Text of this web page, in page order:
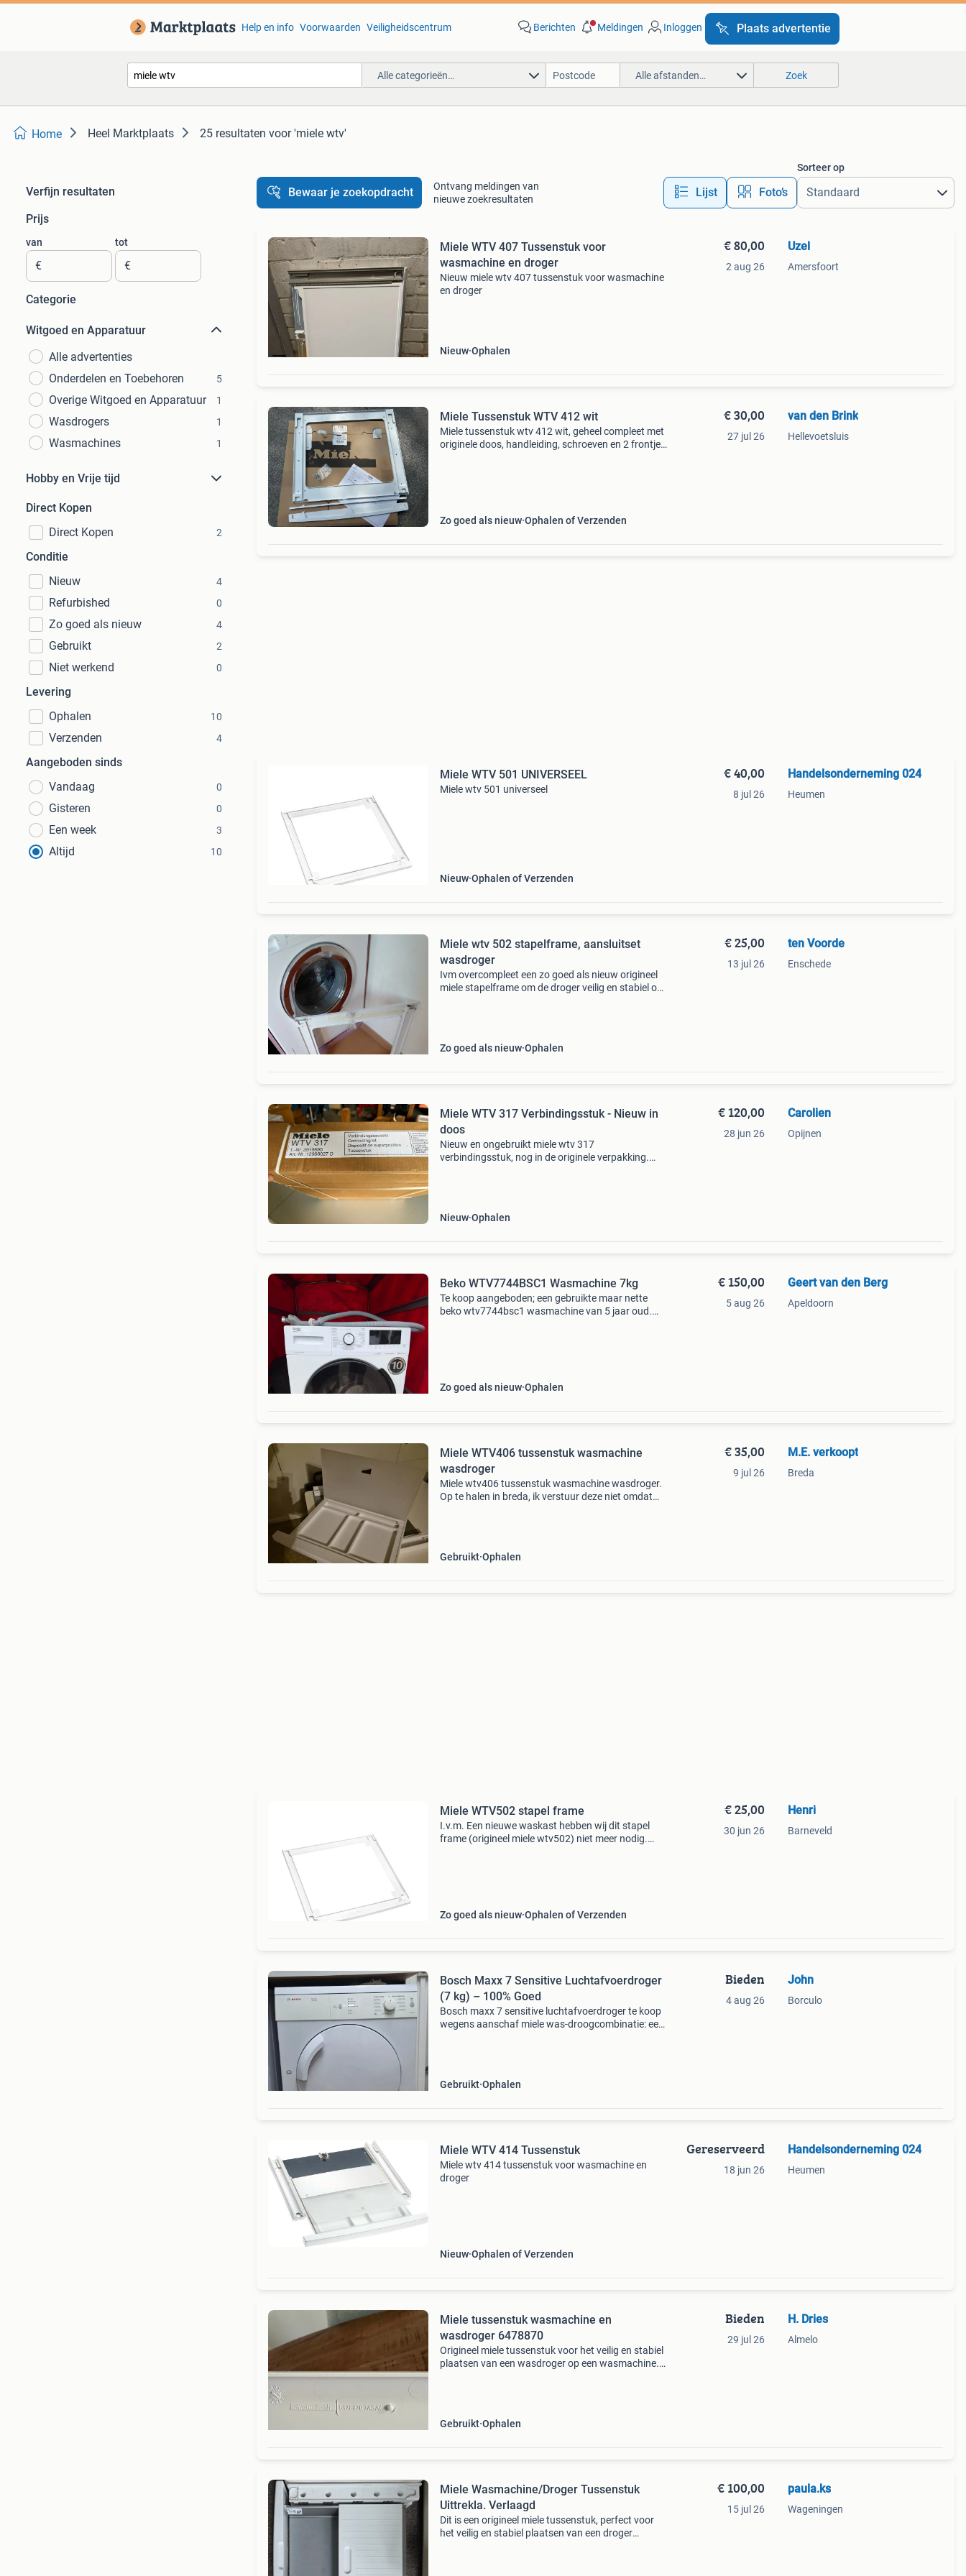
Help en info Voorwaarden Veiligheidscentrum Berichten Meldingen Inloggen Plaats advertentie
Alle categorieën… Alle afstanden… Zoek
Home Heel Marktplaats 25 resultaten voor 'miele wtv'
Verfijn resultaten
Prijs
van
€
tot
€
Categorie
Witgoed en Apparatuur
Alle advertenties
Onderdelen en Toebehoren
5
Overige Witgoed en Apparatuur 1
Wasdrogers 1
Wasmachines 1
Hobby en Vrije tijd
Direct Kopen
Direct Kopen
2
Conditie
Nieuw
4
Refurbished 0
Zo goed als nieuw 4
Gebruikt 2
Niet werkend 0
Levering
Ophalen
10
Verzenden 4
Aangeboden sinds
Vandaag
0
Gisteren 0
Een week 3
Altijd 10
Bewaar je zoekopdracht
Ontvang meldingen van
nieuwe zoekresultaten
Lijst Foto’s
Sorteer op
Miele WTV 407 Tussenstuk voor
wasmachine en droger
Nieuw miele wtv 407 tussenstuk voor wasmachine
en droger
Nieuw Ophalen
€ 80,00
2 aug 26
Uzel
Amersfoort
Miele Tussenstuk WTV 412 wit
Miele tussenstuk wtv 412 wit, geheel compleet met
originele doos, handleiding, schroeven en 2 frontjes
Zo goed als nieuw Ophalen of Verzenden
€ 30,00
27 jul 26
van den Brink
Hellevoetsluis
Miele WTV 501 UNIVERSEEL
Miele wtv 501 universeel
Nieuw Ophalen of Verzenden
€ 40,00
8 jul 26
Handelsonderneming 024
Heumen
Miele wtv 502 stapelframe, aansluitset
wasdroger
Ivm overcompleet een zo goed als nieuw origineel
miele stapelframe om de droger veilig en stabiel op
Zo goed als nieuw Ophalen
€ 25,00
13 jul 26
ten Voorde
Enschede
Miele WTV 317 Verbindingsstuk - Nieuw in
doos
Nieuw en ongebruikt miele wtv 317
verbindingsstuk, nog in de originele verpakking.
Nieuw Ophalen
€ 120,00
28 jun 26
Carolien
Opijnen
Beko WTV7744BSC1 Wasmachine 7kg
Te koop aangeboden; een gebruikte maar nette
beko wtv7744bsc1 wasmachine van 5 jaar oud.
Zo goed als nieuw Ophalen
€ 150,00
5 aug 26
Geert van den Berg
Apeldoorn
Miele WTV406 tussenstuk wasmachine
wasdroger
Miele wtv406 tussenstuk wasmachine wasdroger.
Op te halen in breda, ik verstuur deze niet omdat
Gebruikt Ophalen
€ 35,00
9 jul 26
M.E. verkoopt
Breda
Miele WTV502 stapel frame
I.v.m. Een nieuwe waskast hebben wij dit stapel
frame (origineel miele wtv502) niet meer nodig.
Zo goed als nieuw Ophalen of Verzenden
€ 25,00
30 jun 26
Henri
Barneveld
Bosch Maxx 7 Sensitive Luchtafvoerdroger
(7 kg) – 100% Goed
Bosch maxx 7 sensitive luchtafvoerdroger ​te koop
wegens aanschaf miele was-droogcombinatie: een
Gebruikt Ophalen
Bieden
4 aug 26
John
Borculo
Miele WTV 414 Tussenstuk
Miele wtv 414 tussenstuk voor wasmachine en
droger
Nieuw Ophalen of Verzenden
Gereserveerd
18 jun 26
Handelsonderneming 024
Heumen
Miele tussenstuk wasmachine en
wasdroger 6478870
Origineel miele tussenstuk voor het veilig en stabiel
plaatsen van een wasdroger op een wasmachine.
Gebruikt Ophalen
Bieden
29 jul 26
H. Dries
Almelo
Miele Wasmachine/Droger Tussenstuk
Uittrekla. Verlaagd
Dit is een origineel miele tussenstuk, perfect voor
het veilig en stabiel plaatsen van een droger
€ 100,00
15 jul 26
paula.ks
Wageningen